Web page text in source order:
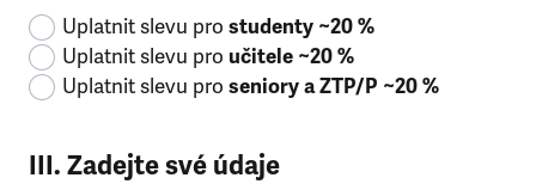
Uplatnit slevu pro studenty ~20 %
Uplatnit slevu pro učitele ~20 %
Uplatnit slevu pro seniory a ZTP/P ~20 %
III. Zadejte své údaje